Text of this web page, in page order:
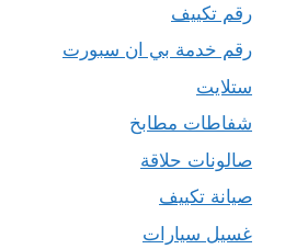
رقم تكييف
رقم خدمة بي ان سبورت
ستلايت
شفاطات مطابخ
صالونات حلاقة
صيانة تكييف
غسيل سيارات